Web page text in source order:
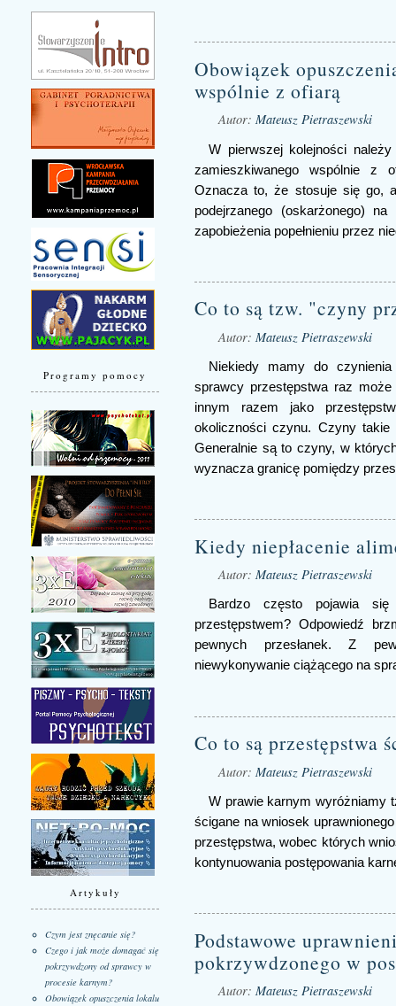
Programy pomocy
Artykuły
Czym jest znęcanie się?
Czego i jak może domagać się
pokrzywdzony od sprawcy w
procesie karnym?
Obowiązek opuszczenia lokalu
Obowiązek
wspólnie z ofiarą
Autor: Mateusz Pietraszewski
W pierwszej kolejności
zamieszkiwanego wspólnie z
Oznacza to, że stosuje się go,
podejrzanego (oskarżonego)
zapobieżenia popełnieniu przez
Co to są tzw. "czyny
Autor: Mateusz Pietraszewski
Niekiedy mamy do
sprawcy przestępstwa raz
innym razem jako
okoliczności czynu. Czyny takie
Generalnie są to czyny, w
wyznacza granicę pomiędzy
Kiedy niepłacenie
Autor: Mateusz Pietraszewski
Bardzo często pojawia się
przestępstwem? Odpowiedź
pewnych przesłanek. Z
niewykonywanie ciążącego na
Co to są przestępstwa
Autor: Mateusz Pietraszewski
W prawie karnym wyróżniamy
ścigane na wniosek
przestępstwa, wobec których
kontynuowania postępowania
Podstawowe
pokrzywdzonego w
Autor: Mateusz Pietraszewski